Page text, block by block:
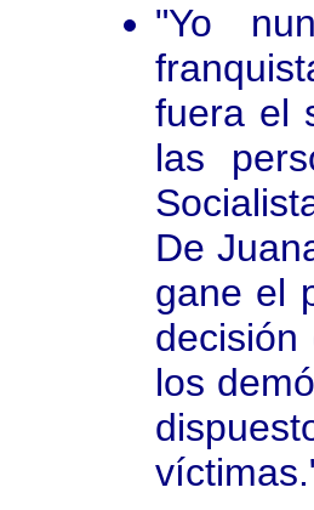
"Yo
fuera el
las
De
gane el
los